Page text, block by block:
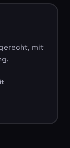
mit